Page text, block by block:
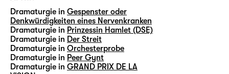
Dramaturgie in Gespenster oder
Denkwürdigkeiten eines Nervenkranken
Dramaturgie in Prinzessin Hamlet (DSE)
Dramaturgie in Der Streit
Dramaturgie in Orchesterprobe
Dramaturgie in Peer Gynt
Dramaturgie in GRAND PRIX DE LA